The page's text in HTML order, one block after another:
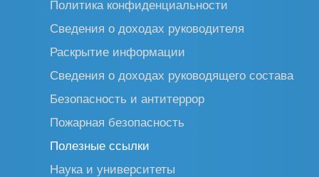
Политика конфиденциальности
Сведения о доходах руководителя
Раскрытие информации
Сведения о доходах руководящего состава
Безопасность и антитеррор
Пожарная безопасность
Полезные ссылки
Наука и университеты